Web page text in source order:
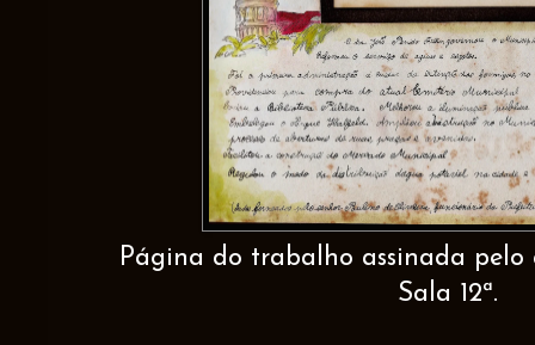
Página do trabalho assinada pelo
Sala 12ª.